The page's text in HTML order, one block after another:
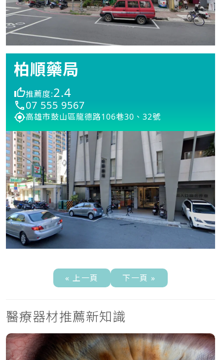
柏順藥局
推薦度:2.4
07 555 9567
高雄市鼓山區龍德路106巷30、32號
« 上一頁 下一頁 »
醫療器材推薦新知識